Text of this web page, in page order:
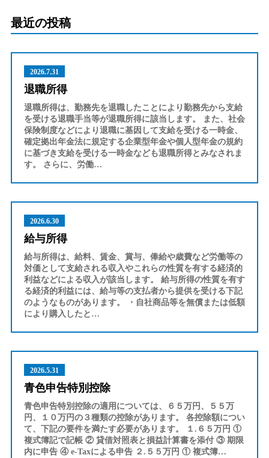
最近の投稿
2026.7.31
退職所得
退職所得は、勤務先を退職したことにより勤務先から支給
を受ける退職手当等が退職所得に該当します。 また、社会
保険制度などにより退職に基因して支給を受ける一時金、
確定拠出年金法に規定する企業型年金や個人型年金の規約
に基づき支給を受ける一時金なども退職所得とみなされま
す。 さらに、労働…
2026.6.30
給与所得
給与所得は、給料、賃金、賞与、俸給や歳費など労働等の
対価として支給される収入やこれらの性質を有する経済的
利益などによる収入が該当します。 給与所得の性質を有す
る経済的利益には、給与等の支払者から提供を受ける下記
のようなものがあります。 ・自社商品等を無償または低額
により購入したと…
2026.5.31
青色申告特別控除
青色申告特別控除の適用については、６５万円、５５万
円、１０万円の３種類の控除があります。 各控除額につい
て、下記の要件を満たす必要があります。 １.６５万円 ①
複式簿記で記帳 ② 貸借対照表と損益計算書を添付 ③ 期限
内に申告 ④ e-Taxによる申告 ２.５５万円 ① 複式簿…